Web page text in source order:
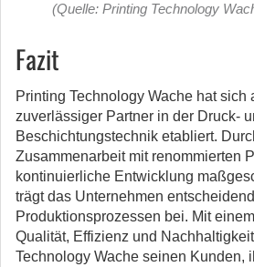
(Quelle: Printing Technology
Fazit
Printing Technology Wache hat sich
zuverlässiger Partner in der Druck-
Beschichtungstechnik etabliert.
Zusammenarbeit mit renommierten
kontinuierliche Entwicklung
trägt das Unternehmen
Produktionsprozessen bei. Mit
Qualität, Effizienz und
Technology Wache seinen Kunden,